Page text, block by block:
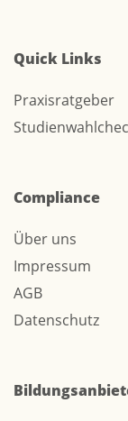
Quick Links
Praxisratgeber
Compliance
Über uns
Impressum
AGB
Datenschutz